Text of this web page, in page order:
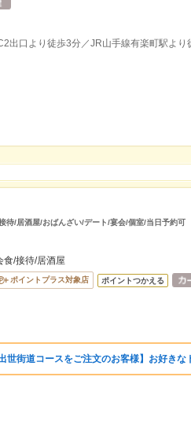
待/居酒屋/おばんざい/デート/宴会/個室/当日予約可
食/接待/居酒屋
ポイントプラス対象店 ポイントつかえる
出世街道コースをご注文のお客様】お好き